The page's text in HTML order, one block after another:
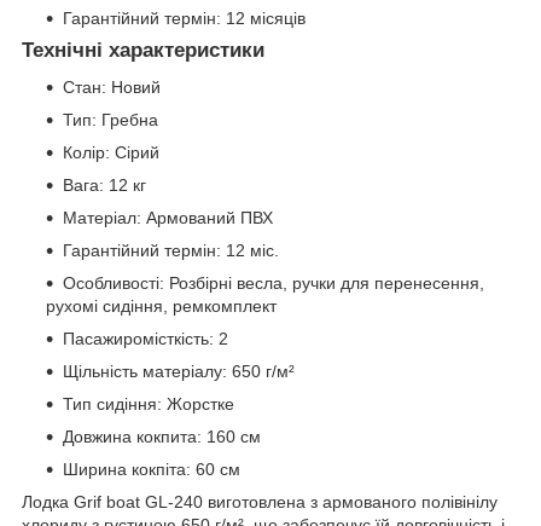
Гарантійний термін: 12 місяців
Технічні характеристики
Стан: Новий
Тип: Гребна
Колір: Сірий
Вага: 12 кг
Матеріал: Армований ПВХ
Гарантійний термін: 12 міс.
Особливості: Розбірні весла, ручки для перенесення,
рухомі сидіння, ремкомплект
Пасажиромісткість: 2
Щільність матеріалу: 650 г/м²
Тип сидіння: Жорстке
Довжина кокпита: 160 см
Ширина кокпіта: 60 см
Лодка Grif boat GL-240 виготовлена з армованого полівінілу